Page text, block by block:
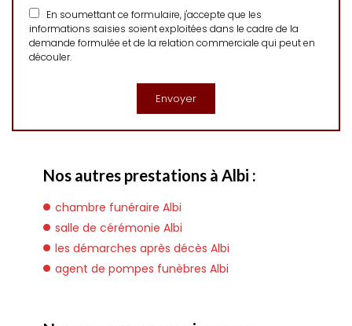
En soumettant ce formulaire, j'accepte que les
informations saisies soient exploitées dans le cadre de la
demande formulée et de la relation commerciale qui peut en
découler.
Nos autres prestations à Albi :
chambre funéraire Albi
salle de cérémonie Albi
les démarches après décès Albi
agent de pompes funèbres Albi